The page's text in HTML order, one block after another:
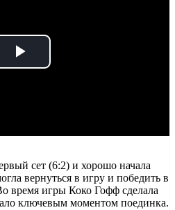
Play
сет (6:2) и хорошо начала
вернуться в игру и победить в
время игры Коко Гофф сделала
ключевым моментом поединка.